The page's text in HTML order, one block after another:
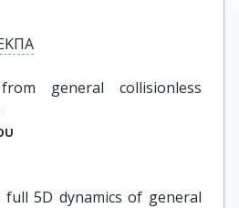
general collisionless
5D dynamics of general